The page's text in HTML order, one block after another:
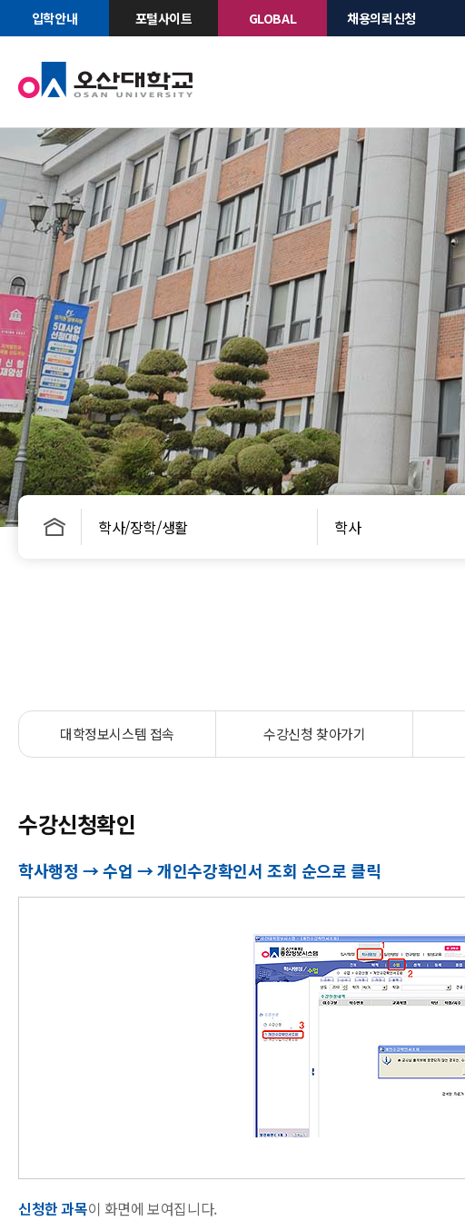
입학안내 포털사이트 GLOBAL 채용의뢰신청
학사/장학/생활 학사
대학정보시스템 접속 수강신청 찾아가기
수강신청확인
학사행정 → 수업 → 개인수강확인서 조회 순으로 클릭
신청한 과목이 화면에 보여집니다.